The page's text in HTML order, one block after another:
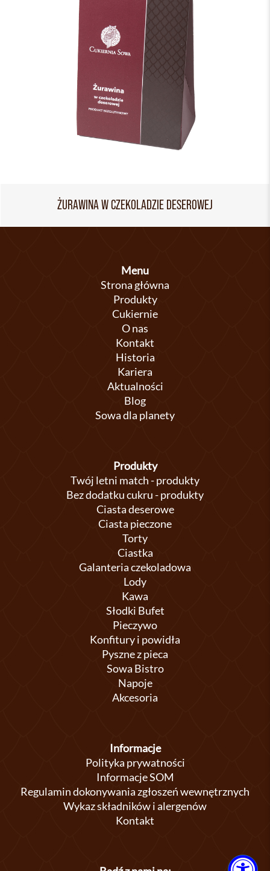
ŻURAWINA W CZEKOLADZIE DESEROWEJ
Menu
Strona główna
Produkty
Cukiernie
O nas
Kontakt
Historia
Kariera
Aktualności
Blog
Sowa dla planety
Produkty
Twój letni match - produkty
Bez dodatku cukru - produkty
Ciasta deserowe
Ciasta pieczone
Torty
Ciastka
Galanteria czekoladowa
Lody
Kawa
Słodki Bufet
Pieczywo
Konfitury i powidła
Pyszne z pieca
Sowa Bistro
Napoje
Akcesoria
Informacje
Polityka prywatności
Informacje SOM
Regulamin dokonywania zgłoszeń wewnętrznych
Wykaz składników i alergenów
Kontakt